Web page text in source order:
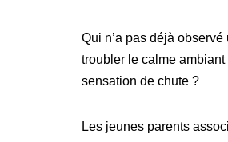
Qui n’a pas déjà
troubler le calme
sensation de chute ?
Les jeunes parents